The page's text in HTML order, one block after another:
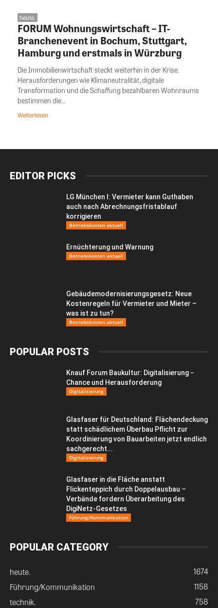
heute.
FORUM Wohnungswirtschaft – IT-
Branchenevent in Bochum, Stuttgart,
Hamburg und erstmals in Würzburg
Die Immobilienwirtschaft steckt weiterhin in der Krise.
Herausforderungen wie Klimaneutralität, digitale
Transformation und die Schaffung bezahlbaren Wohnraums
bestimmen die...
Weiterlesen
EDITOR PICKS
LG München I: Vermieter kann Guthaben
auch nach Abrechnungsfristablauf
korrigieren
Betriebskosten aktuell
Ernüchterung und Warnung
Betriebskosten aktuell
Gebäudemodernisierungsgesetz: Neue
Kostenregeln für Vermieter und Mieter –
was ist zu tun?
Betriebskosten aktuell
POPULAR POSTS
Knauf Forum Baukultur: Digitalisierung −
Chance und Herausforderung
Digitalisierung
Glasfaser für Deutschland: Flächendeckung
statt schädlichem Überbau Pflicht zur
Koordinierung von Bauarbeiten jetzt endlich
sachgerecht...
Digitalisierung
Glasfaser in die Fläche anstatt
Flickenteppich durch Doppelausbau –
Verbände fordern Überarbeitung des
DigiNetz-Gesetzes
Führung/Kommunikation
POPULAR CATEGORY
heute.
1674
Führung/Kommunikation
1158
technik.
758